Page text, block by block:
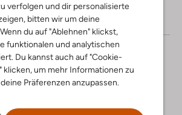
verfolgen und dir personalisierte
bitten wir um deine
du auf "Ablehnen" klickst,
funktionalen und analytischen
Du kannst auch auf "Cookie-
klicken, um mehr Informationen zu
Präferenzen anzupassen.
Guess Ponyfell